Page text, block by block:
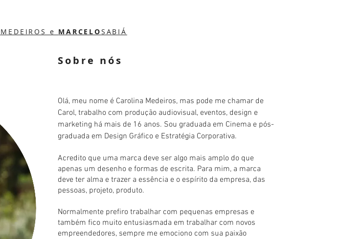
MEDEIROS e MARCELOSABIÁ
Sobre nós
Olá, meu nome é Carolina Medeiros, mas pode me chamar de
Carol, trabalho com produção audiovisual, eventos, design e
marketing há mais de 16 anos. Sou graduada em Cinema e pós-
graduada em Design Gráfico e Estratégia Corporativa.
Acredito que uma marca deve ser algo mais amplo do que
apenas um desenho e formas de escrita. Para mim, a marca
deve ter alma e trazer a essência e o espírito da empresa, das
pessoas, projeto, produto.
Normalmente prefiro trabalhar com pequenas empresas e
também fico muito entusiasmada em trabalhar com novos
empreendedores, sempre me emociono com sua paixão